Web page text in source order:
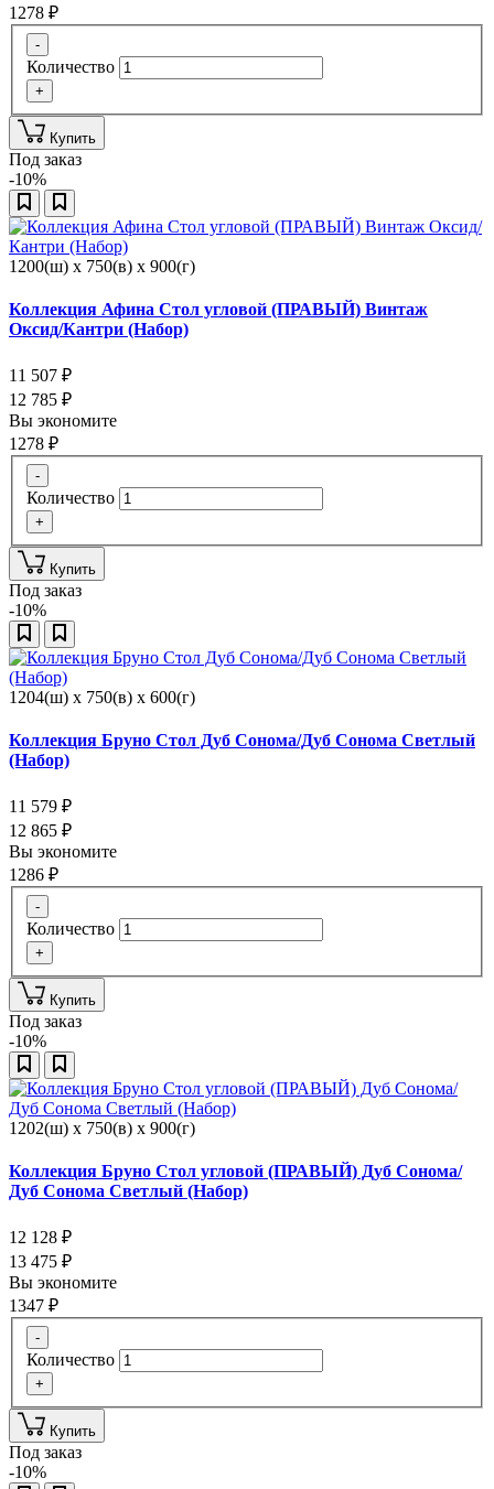
1278 ₽
-
Количество
+
Купить
Под заказ
-10%
1200(ш) x 750(в) x 900(г)
Коллекция Афина Стол угловой (ПРАВЫЙ) Винтаж
Оксид/Кантри (Набор)
11 507 ₽
12 785 ₽
Вы экономите
1278 ₽
-
Количество
+
Купить
Под заказ
-10%
1204(ш) x 750(в) x 600(г)
Коллекция Бруно Стол Дуб Сонома/Дуб Сонома Светлый
(Набор)
11 579 ₽
12 865 ₽
Вы экономите
1286 ₽
-
Количество
+
Купить
Под заказ
-10%
1202(ш) x 750(в) x 900(г)
Коллекция Бруно Стол угловой (ПРАВЫЙ) Дуб Сонома/
Дуб Сонома Светлый (Набор)
12 128 ₽
13 475 ₽
Вы экономите
1347 ₽
-
Количество
+
Купить
Под заказ
-10%